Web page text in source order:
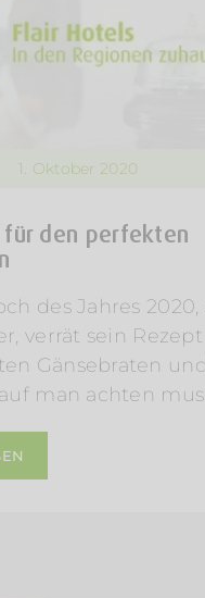
1. Oktober 2020
für den perfekten
des Jahres 2020,
verrät sein
Gänsebraten und
man achten